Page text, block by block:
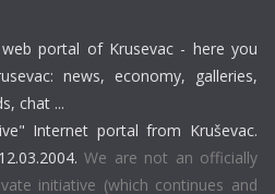
portal of Krusevac - here you
news, economy, galleries,
chat ...
Internet portal from Kruševac.
We are not an officially
initiative (which continues and